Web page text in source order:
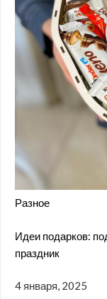
Разное
Идеи подарков:
праздник
4 января, 2025